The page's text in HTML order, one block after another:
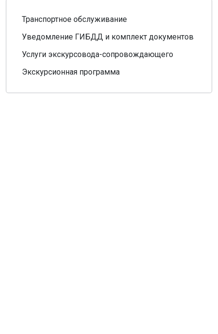
Транспортное обслуживание
Уведомление ГИБДД и комплект документов
Услуги экскурсовода-сопровождающего
Экскурсионная программа